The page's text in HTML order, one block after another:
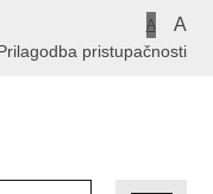
A A
pristupačnosti